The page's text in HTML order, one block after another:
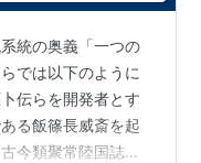
統の奥義「一つの
では以下のように
伝らを開発者とす
る飯篠長威斎を起
今類聚常陸国誌』